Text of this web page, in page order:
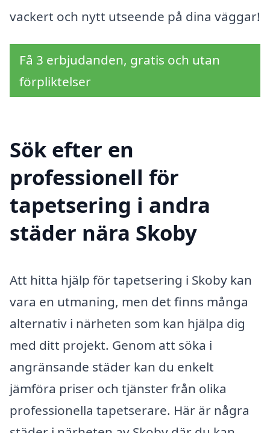
vackert och nytt utseende på dina väggar!
Få 3 erbjudanden, gratis och utan
förpliktelser
Sök efter en
professionell för
tapetsering i andra
städer nära Skoby
Att hitta hjälp för tapetsering i Skoby kan
vara en utmaning, men det finns många
alternativ i närheten som kan hjälpa dig
med ditt projekt. Genom att söka i
angränsande städer kan du enkelt
jämföra priser och tjänster från olika
professionella tapetserare. Här är några